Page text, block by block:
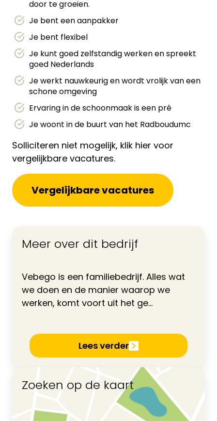
door te groeien.
Je bent een aanpakker
Je bent flexibel
Je kunt goed zelfstandig werken en spreekt
goed Nederlands
Je werkt nauwkeurig en wordt vrolijk van een
schone omgeving
Ervaring in de schoonmaak is een pré
Je woont in de buurt van het Radboudumc
Solliciteren niet mogelijk, klik hier voor
vergelijkbare vacatures.
Vergelijkbare vacatures
Meer over dit bedrijf
Vebego is een familiebedrijf. Alles wat
we doen en de manier waarop we
werken, komt voort uit het ge...
Lees verder
Zoeken op de kaart